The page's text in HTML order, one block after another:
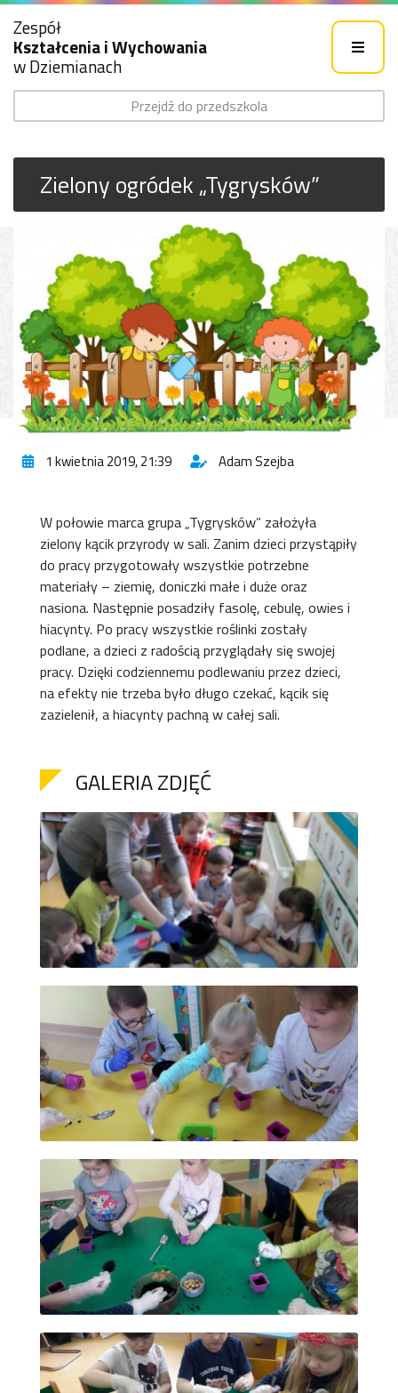
Zespół
Kształcenia i Wychowania
w Dziemianach
Przejdź do przedszkola
Zielony ogródek „Tygrysków”
1 kwietnia 2019, 21:39 Adam Szejba
W połowie marca grupa „Tygrysków” założyła
zielony kącik przyrody w sali. Zanim dzieci przystąpiły
do pracy przygotowały wszystkie potrzebne
materiały – ziemię, doniczki małe i duże oraz
nasiona. Następnie posadziły fasolę, cebulę, owies i
hiacynty. Po pracy wszystkie roślinki zostały
podlane, a dzieci z radością przyglądały się swojej
pracy. Dzięki codziennemu podlewaniu przez dzieci,
na efekty nie trzeba było długo czekać, kącik się
zazielenił, a hiacynty pachną w całej sali.
GALERIA ZDJĘĆ